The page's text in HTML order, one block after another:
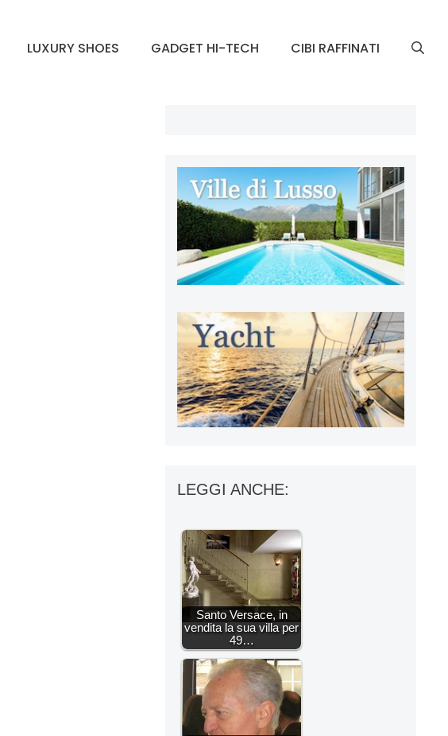
LUXURY SHOES GADGET HI-TECH CIBI RAFFINATI
LEGGI ANCHE:
Santo Versace, in
vendita la sua villa per
49…